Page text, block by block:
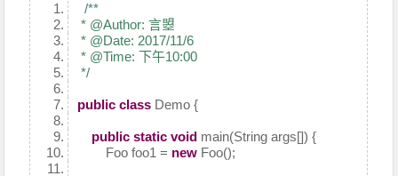
/**
* @Author: 言曌
* @Date: 2017/11/6
* @Time: 下午10:00
*/
public class Demo {
public static void main(String args[]) {
Foo foo1 = new Foo();